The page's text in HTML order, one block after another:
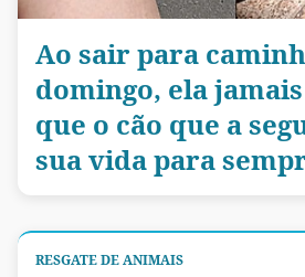
Ao sair para
domingo, ela
que o cão que a
sua vida para
RESGATE DE ANIMAIS